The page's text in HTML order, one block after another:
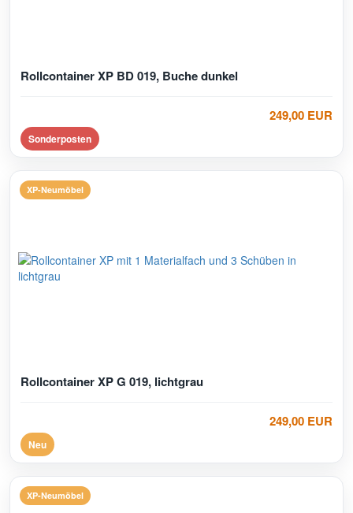
Rollcontainer XP BD 019, Buche dunkel
249,00 EUR
Sonderposten
XP-Neumöbel
Rollcontainer XP G 019, lichtgrau
249,00 EUR
Neu
XP-Neumöbel